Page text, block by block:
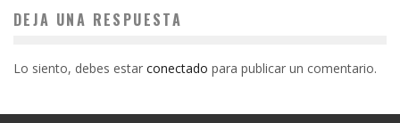
DEJA UNA RESPUESTA
Lo siento, debes estar conectado para publicar un comentario.